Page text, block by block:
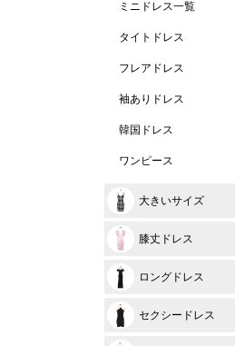
ミニドレス一覧
タイトドレス
フレアドレス
袖ありドレス
韓国ドレス
ワンピース
大きいサイズ
膝丈ドレス
ロングドレス
セクシードレス